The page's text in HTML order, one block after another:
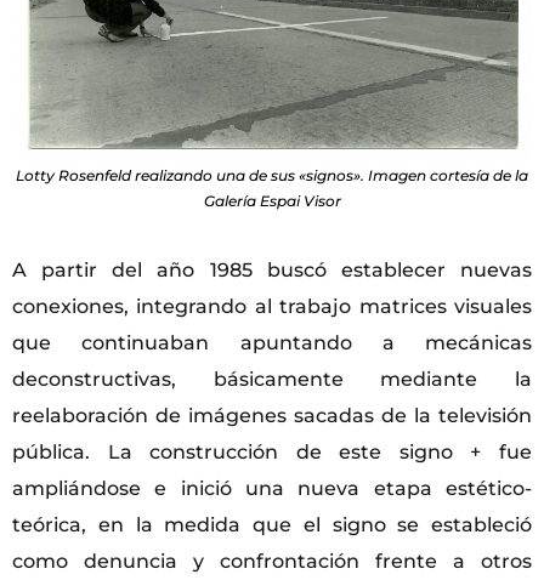
Lotty Rosenfeld realizando una de sus «signos». Imagen cortesía de la
Galería Espai Visor
A partir del año 1985 buscó establecer nuevas
conexiones, integrando al trabajo matrices visuales
que continuaban apuntando a mecánicas
deconstructivas, básicamente mediante la
reelaboración de imágenes sacadas de la televisión
pública. La construcción de este signo + fue
ampliándose e inició una nueva etapa estético-
teórica, en la medida que el signo se estableció
como denuncia y confrontación frente a otros